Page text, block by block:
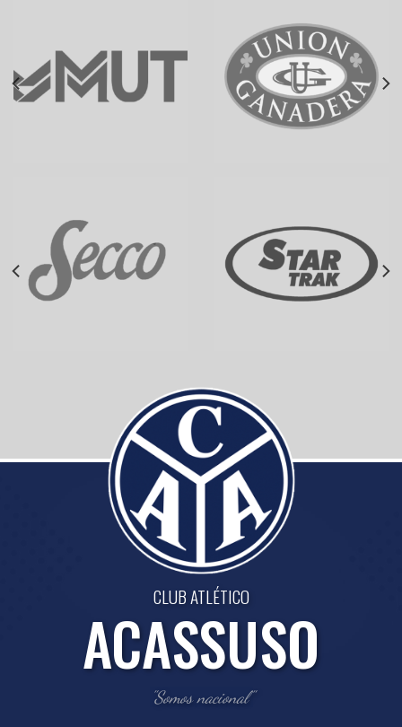
CLUB ATLÉTICO
ACASSUSO
"Somos nacional"